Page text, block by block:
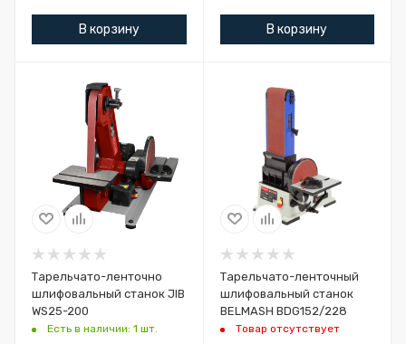
В корзину В корзину
Tарельчато-ленточно
шлифовальный станок JIB
WS25-200
Есть в наличии: 1 шт.
Тарельчато-ленточный
шлифовальный станок
BELMASH BDG152/228
Товар отсутствует